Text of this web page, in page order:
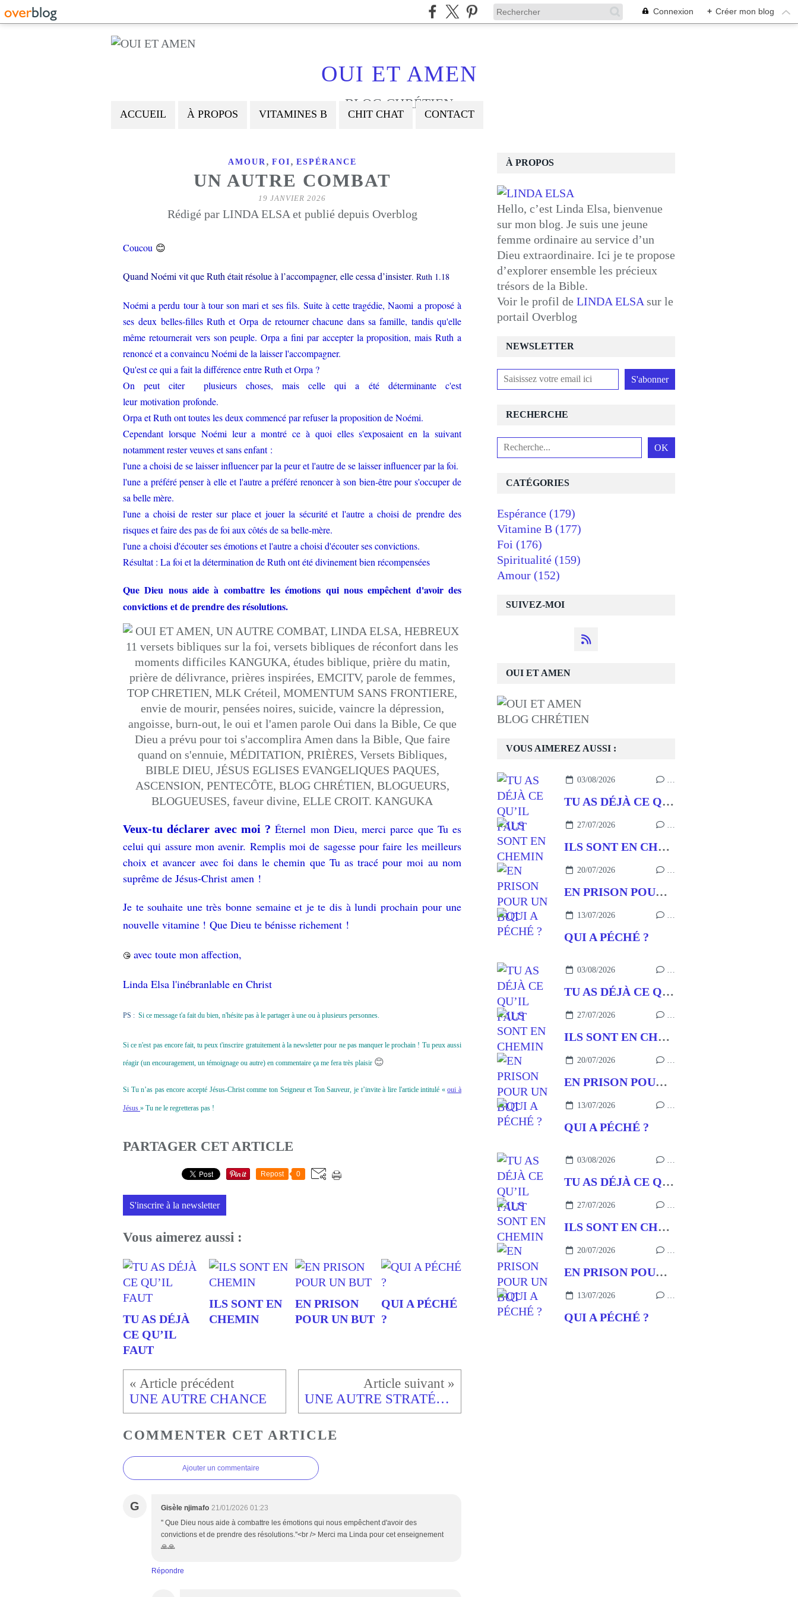
Connexion + Créer mon blog
OUI ET AMEN
BLOG CHRÉTIEN
ACCUEIL À PROPOS VITAMINES B CHIT CHAT CONTACT
AMOUR, FOI , ESPÉRANCE
UN AUTRE COMBAT
19 JANVIER 2026
Rédigé par LINDA ELSA et publié depuis Overblog
Coucou 😊
Quand Noémi vit que Ruth était résolue à l’accompagner, elle cessa d’insister. Ruth 1.18
Noémi a perdu tour à tour son mari et ses fils. Suite à cette tragédie, Naomi a proposé à
ses deux belles-filles Ruth et Orpa de retourner chacune dans sa famille, tandis qu'elle
même retournerait vers son peuple. Orpa a fini par accepter la proposition, mais Ruth a
renoncé et a convaincu Noémi de la laisser l'accompagner.
Qu'est ce qui a fait la différence entre Ruth et Orpa ?
On peut citer plusieurs choses, mais celle qui a été déterminante c'est
leur motivation profonde.
Orpa et Ruth ont toutes les deux commencé par refuser la proposition de Noémi.
Cependant lorsque Noémi leur a montré ce à quoi elles s'exposaient en la suivant
notamment rester veuves et sans enfant :
l'une a choisi de se laisser influencer par la peur et l'autre de se laisser influencer par la foi.
l'une a préféré penser à elle et l'autre a préféré renoncer à son bien-être pour s'occuper de
sa belle mère.
l'une a choisi de rester sur place et jouer la sécurité et l'autre a choisi de prendre des
risques et faire des pas de foi aux côtés de sa belle-mère.
l'une a choisi d'écouter ses émotions et l'autre a choisi d'écouter ses convictions.
Résultat : La foi et la détermination de Ruth ont été divinement bien récompensées
Que Dieu nous aide à combattre les émotions qui nous empêchent d'avoir des
convictions et de prendre des résolutions.
Veux-tu déclarer avec moi ?Éternel mon Dieu, merci parce que Tu es
celui qui assure mon avenir. Remplis moi de sagesse pour faire les meilleurs
choix et avancer avec foi dans le chemin que Tu as tracé pour moi au nom
suprême de Jésus-Christ amen !
Je te souhaite une très bonne semaine et je te dis à lundi prochain pour une
nouvelle vitamine ! Que Dieu te bénisse richement !
😘 avec toute mon affection,
Linda Elsa l'inébranlable en Christ
PS : Si ce message t'a fait du bien, n'hésite pas à le partager à une ou à plusieurs personnes.
Si ce n'est pas encore fait, tu peux t'inscrire gratuitement à la newsletter pour ne pas manquer le prochain ! Tu peux aussi
réagir (un encouragement, un témoignage ou autre) en commentaire ça me fera très plaisir 😊
Si Tu n’as pas encore accepté Jésus-Christ comme ton Seigneur et Ton Sauveur, je t’invite à lire l'article intitulé «oui à
Jésus » Tu ne le regretteras pas !
PARTAGER CET ARTICLE
Repost 0
S'inscrire à la newsletter
Vous aimerez aussi :
TU AS DÉJÀ
CE QU’IL
FAUT
ILS SONT EN
CHEMIN
EN PRISON
POUR UN BUT
QUI A PÉCHÉ
?
UNE AUTRE CHANCE UNE AUTRE STRATÉGIE
COMMENTER CET ARTICLE
Ajouter un commentaire
G Gisèle njimafo 21/01/2026 01:23
'' Que Dieu nous aide à combattre les émotions qui nous empêchent d'avoir des
convictions et de prendre des résolutions.''<br /> Merci ma Linda pour cet enseignement
🙏🙏
Répondre
NEWSLETTER
SUIVEZ-MOI
RECHERCHE
OUI ET AMEN
BLOG CHRÉTIEN
À PROPOS
Hello, c’est Linda Elsa, bienvenue
sur mon blog. Je suis une jeune
femme ordinaire au service d’un
Dieu extraordinaire. Ici je te propose
d’explorer ensemble les précieux
trésors de la Bible.
Voir le profil de LINDA ELSA sur le
portail Overblog
VOUS AIMEREZ AUSSI :
03/08/2026 …
TU AS DÉJÀ CE QU’IL FAUT
27/07/2026 …
ILS SONT EN CHEMIN
20/07/2026 …
EN PRISON POUR UN BUT
13/07/2026 …
QUI A PÉCHÉ ?
03/08/2026 …
TU AS DÉJÀ CE QU’IL FAUT
27/07/2026 …
ILS SONT EN CHEMIN
20/07/2026 …
EN PRISON POUR UN BUT
13/07/2026 …
QUI A PÉCHÉ ?
03/08/2026 …
TU AS DÉJÀ CE QU’IL FAUT
27/07/2026 …
ILS SONT EN CHEMIN
20/07/2026 …
EN PRISON POUR UN BUT
13/07/2026 …
QUI A PÉCHÉ ?
CATÉGORIES
Espérance (179)
Vitamine B (177)
Foi (176)
Spiritualité (159)
Amour (152)